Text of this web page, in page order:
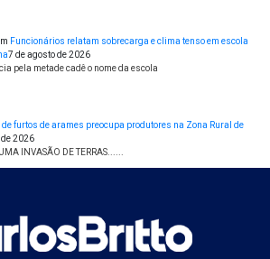
Funcionários relatam sobrecarga e clima tenso em escola
7 de agosto de 2026
pela metade cadê o nome da escola
de furtos de arames preocupa produtores na Zona Rural de
2026
INVASÃO DE TERRAS......